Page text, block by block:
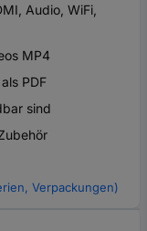
Audio, WiFi,
MP4
PDF
sind
Verpackungen)